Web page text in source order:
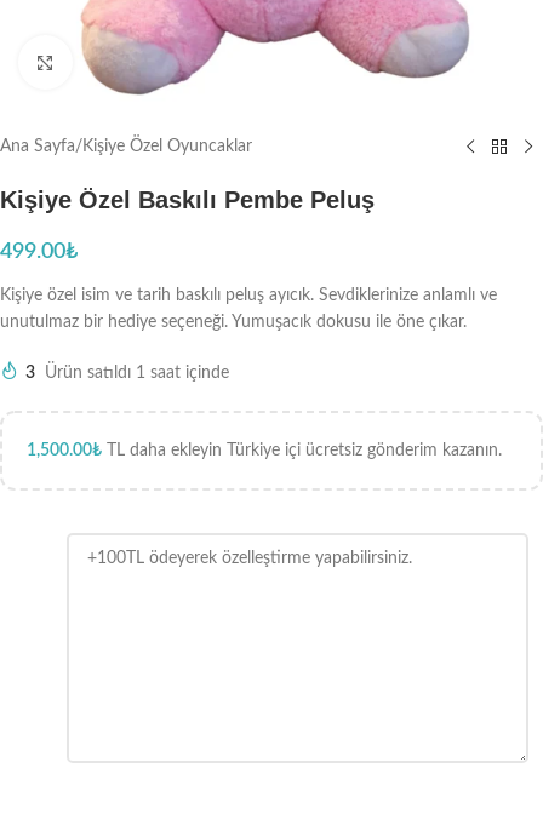
Büyütmek için tıklayın
Ana Sayfa/ Kişiye Özel Oyuncaklar
Kişiye Özel Baskılı Pembe Peluş
499.00₺
Kişiye özel isim ve tarih baskılı peluş ayıcık. Sevdiklerinize anlamlı ve
unutulmaz bir hediye seçeneği. Yumuşacık dokusu ile öne çıkar.
3 Ürün satıldı 1 saat içinde
1,500.00₺ TL daha ekleyin Türkiye içi ücretsiz gönderim kazanın.